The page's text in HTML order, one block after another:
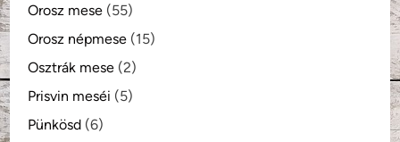
Orosz mese (55)
Orosz népmese (15)
Osztrák mese (2)
Prisvin meséi (5)
Pünkösd (6)